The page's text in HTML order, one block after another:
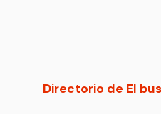
Directorio de El